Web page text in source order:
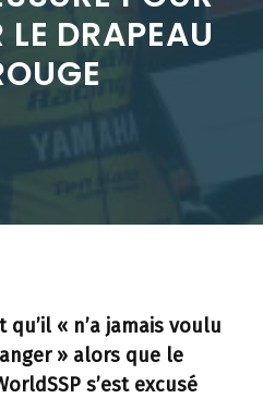
LE DRAPEAU
« n’a jamais voulu
» alors que le
s’est excusé